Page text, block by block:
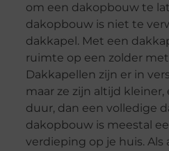
om een dakopbouw te
dakopbouw is niet te
dakkapel. Met een
ruimte op een zolder
Dakkapellen zijn er in
maar ze zijn altijd
duur, dan een volledige
dakopbouw is meestal
verdieping op je huis.